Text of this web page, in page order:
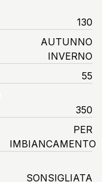
130
AUTUNNO
INVERNO
55
350
PER
IMBIANCAMENTO
SONSIGLIATA